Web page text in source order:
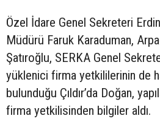
Özel İdare Genel Sekreteri
Müdürü Faruk Karaduman,
Şatıroğlu, SERKA Genel
yüklenici firma yetkililerinin de
bulunduğu Çıldır’da Doğan,
firma yetkilisinden bilgiler aldı.